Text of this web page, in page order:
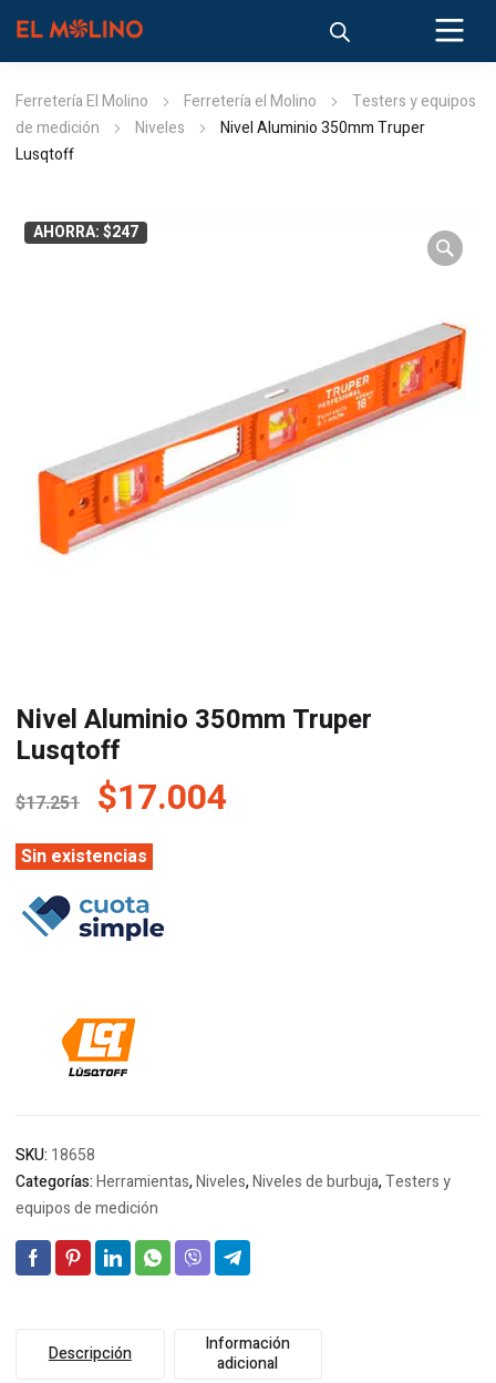
Ferretería El Molino Ferretería el Molino
Testers y equipos
de medición
Niveles
Nivel Aluminio 350mm Truper
Lusqtoff
AHORRA: $247
Nivel Aluminio 350mm Truper
Lusqtoff
$17.251 El
precio
original
era:
$17.251.
$17.004
Sin existencias
SKU: 18658
Categorías:Herramientas,Niveles,Niveles de burbuja,Testers y
equipos de medición
Descripción
Información
adicional